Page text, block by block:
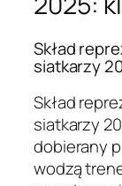
Skład
siatkarzy
Skład
siatkarzy
dobierany
wodzą